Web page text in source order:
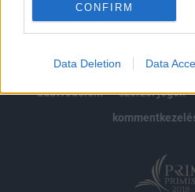
CONFIRM
Data Deletion Data
impresszum
jogi
adatvédelem
szerzői jogok